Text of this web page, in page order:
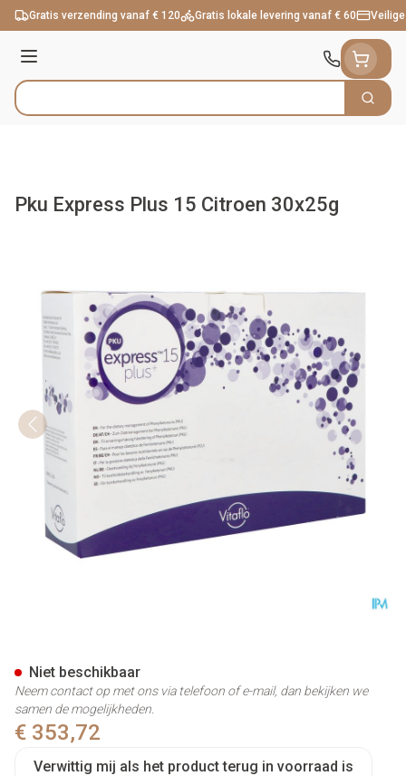
Ga naar de inhoud
Gratis verzending vanaf € 120 Gratis lokale levering vanaf € 60
Menu
Product, merk, categorie... Zoek
Pku Express Plus 15 Citroen 30x25g
€ 353,72
Verwittig mij als het product terug in voorraad is
Niet beschikbaar
Neem contact op met ons via telefoon of e-mail, dan bekijken we
samen de mogelijkheden.